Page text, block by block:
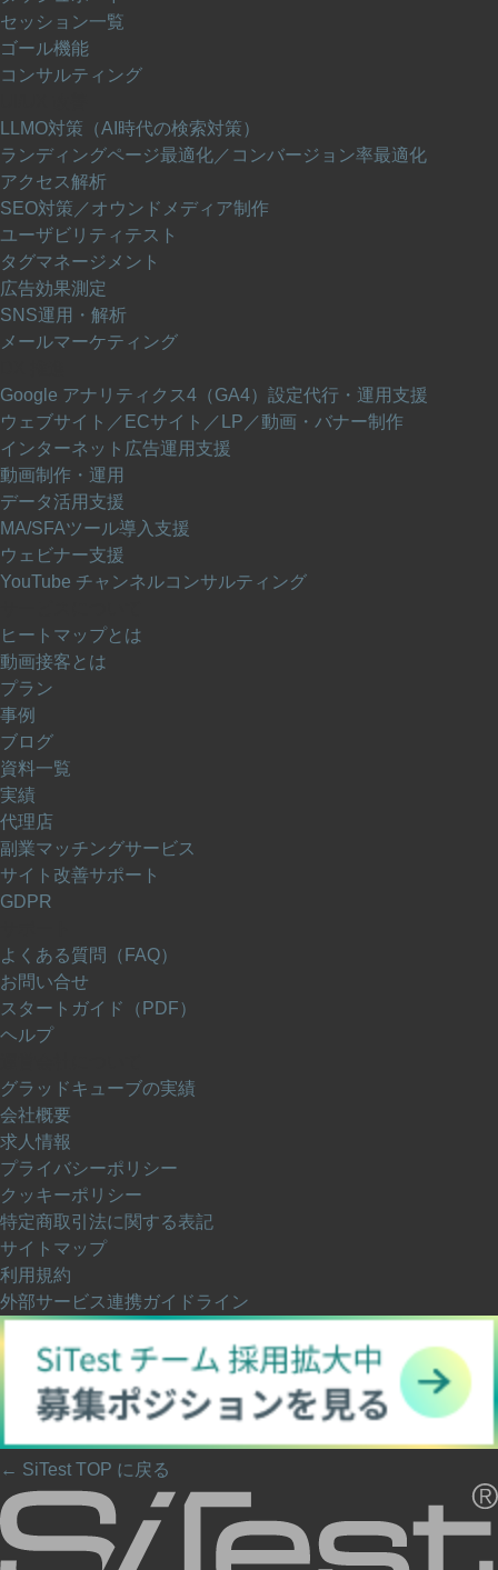
セッション一覧
ゴール機能
コンサルティング
LLMO対策（AI時代の検索対策）
ランディングページ最適化／コンバージョン率最適化
アクセス解析
SEO対策／オウンドメディア制作
ユーザビリティテスト
タグマネージメント
広告効果測定
SNS運用・解析
メールマーケティング
Google アナリティクス4（GA4）設定代行・運用支援
ウェブサイト／ECサイト／LP／動画・バナー制作
インターネット広告運用支援
動画制作・運用
データ活用支援
MA/SFAツール導入支援
ウェビナー支援
YouTube チャンネルコンサルティング
ヒートマップとは
動画接客とは
プラン
事例
ブログ
資料一覧
実績
代理店
副業マッチングサービス
サイト改善サポート
GDPR
よくある質問（FAQ）
お問い合せ
スタートガイド（PDF）
ヘルプ
グラッドキューブの実績
会社概要
求人情報
プライバシーポリシー
クッキーポリシー
特定商取引法に関する表記
サイトマップ
利用規約
外部サービス連携ガイドライン
← SiTest TOP に戻る